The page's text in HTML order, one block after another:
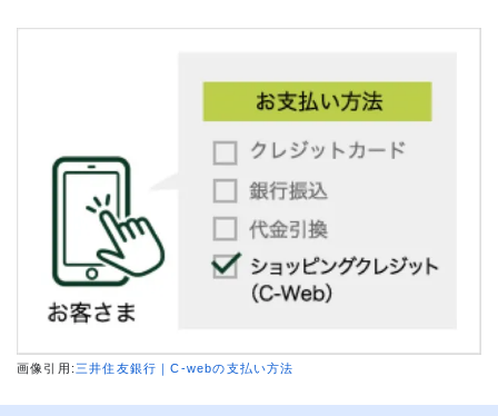
画像引用: 三井住友銀行｜C-webの支払い方法